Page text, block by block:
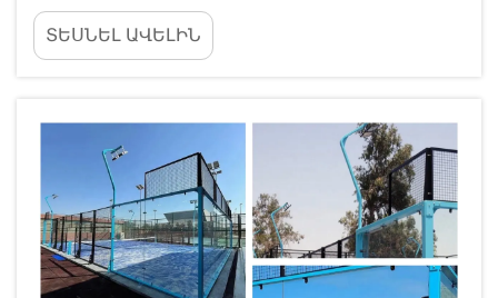
կատարյալ դիզայնով ավելի լավ
տեսանելիություն է ապահովում:
Հասկանալի է, թե ինչու է այն համարվում
շրջանում համարվում սիրելի: Բաց
պատերը թույլ են տալիս
հեռուստատեսության համար ամեն
անկյունից հսկել խաղը, դարձնելով...
ՏԵՍՆԵԼ ԱՎԵԼԻՆ